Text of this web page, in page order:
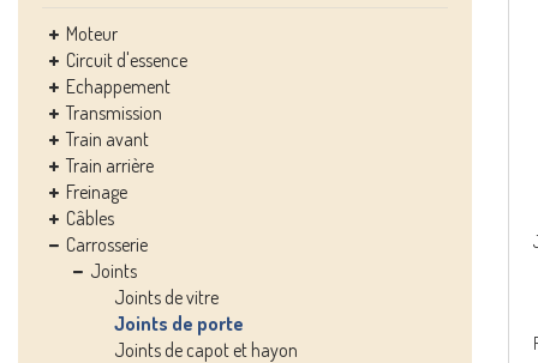
Moteur
Circuit d'essence
Echappement
Transmission
Train avant
Train arrière
Freinage
Câbles
Carrosserie
Joints
Joints de vitre
Joints de porte
Joints de capot et hayon